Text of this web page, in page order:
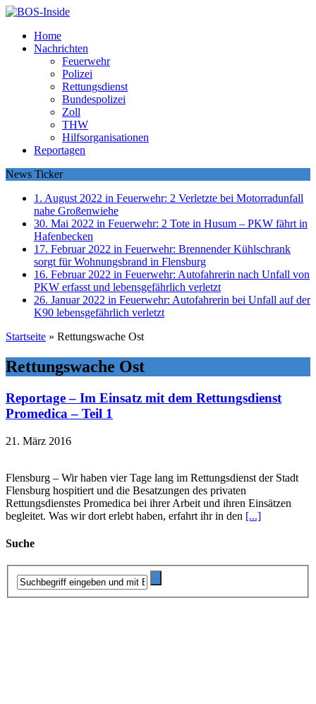
Home
Nachrichten
Feuerwehr
Polizei
Rettungsdienst
Bundespolizei
Zoll
THW
Hilfsorganisationen
Reportagen
News Ticker
1. August 2022 in Feuerwehr: 2 Verletzte bei Motorradunfall
nahe Großenwiehe
30. Mai 2022 in Feuerwehr: 2 Tote in Husum – PKW fährt in
Hafenbecken
17. Februar 2022 in Feuerwehr: Brennender Kühlschrank
sorgt für Wohnungsbrand in Flensburg
16. Februar 2022 in Feuerwehr: Autofahrerin nach Unfall von
PKW erfasst und lebensgefährlich verletzt
26. Januar 2022 in Feuerwehr: Autofahrerin bei Unfall auf der
K90 lebensgefährlich verletzt
Startseite » Rettungswache Ost
Rettungswache Ost
Reportage – Im Einsatz mit dem Rettungsdienst
Promedica – Teil 1
21. März 2016
Flensburg – Wir haben vier Tage lang im Rettungsdienst der Stadt
Flensburg hospitiert und die Besatzungen des privaten
Rettungsdienstes Promedica bei ihrer Arbeit und ihren Einsätzen
begleitet. Was wir dort erlebt haben, erfahrt ihr in den [...]
Suche